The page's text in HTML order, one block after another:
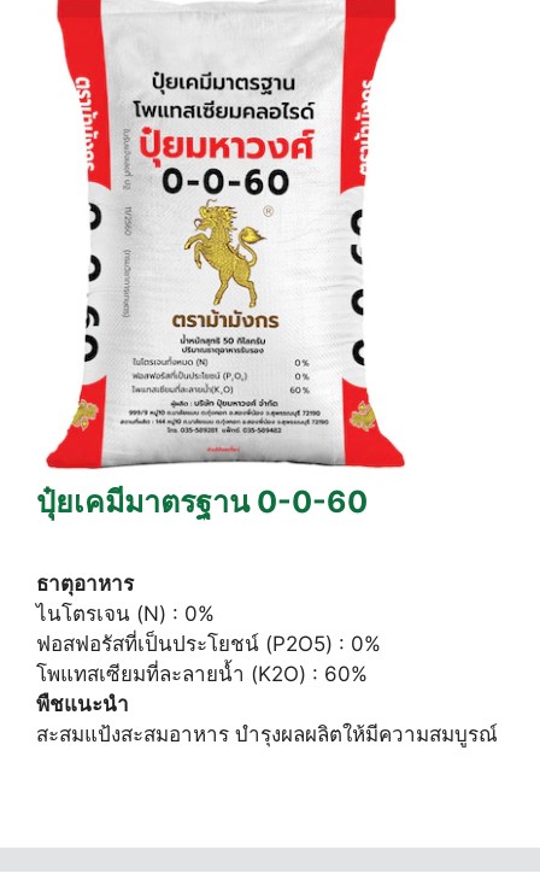
ปุ๋ยเคมีมาตรฐาน 0-0-60
ธาตุอาหาร
ไนโตรเจน (N) : 0%
ฟอสฟอรัสที่เป็นประโยชน์ (P2O5) : 0%
โพแทสเซียมที่ละลายน้ำ (K2O) : 60%
พืชแนะนำ
สะสมแป้งสะสมอาหาร บำรุงผลผลิตให้มีความสมบูรณ์